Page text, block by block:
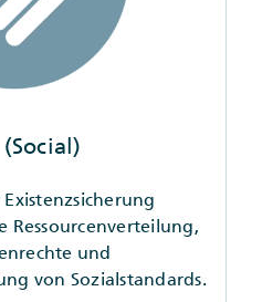
Ressourcenverteilung,
und
von Sozialstandards.